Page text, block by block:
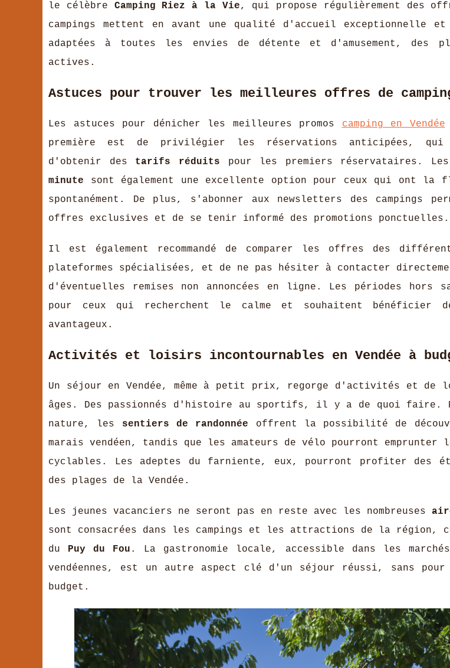
le célèbre Camping Riez à la Vie, qui propose régulièrement des
campings mettent en avant une qualité d'accueil exceptionnelle
adaptées à toutes les envies de détente et d'amusement, des
actives.
Astuces pour trouver les meilleures offres de
Les astuces pour dénicher les meilleures promos camping en Vendée
première est de privilégier les réservations anticipées, qui
d'obtenir des tarifs réduits pour les premiers réservataires.
minute sont également une excellente option pour ceux qui ont
spontanément. De plus, s'abonner aux newsletters des campings
offres exclusives et de se tenir informé des promotions ponctuelles.
Il est également recommandé de comparer les offres des
plateformes spécialisées, et de ne pas hésiter à contacter
d'éventuelles remises non annoncées en ligne. Les périodes hors
pour ceux qui recherchent le calme et souhaitent bénéficier
avantageux.
Activités et loisirs incontournables en Vendée à
Un séjour en Vendée, même à petit prix, regorge d'activités et de
âges. Des passionnés d'histoire au sportifs, il y a de quoi faire.
nature, les sentiers de randonnée offrent la possibilité de
marais vendéen, tandis que les amateurs de vélo pourront emprunter
cyclables. Les adeptes du farniente, eux, pourront profiter des
des plages de la Vendée.
Les jeunes vacanciers ne seront pas en reste avec les nombreuses
sont consacrées dans les campings et les attractions de la région,
du Puy du Fou . La gastronomie locale, accessible dans les
vendéennes, est un autre aspect clé d'un séjour réussi, sans pour
budget.